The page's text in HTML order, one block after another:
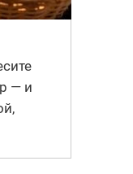
— и